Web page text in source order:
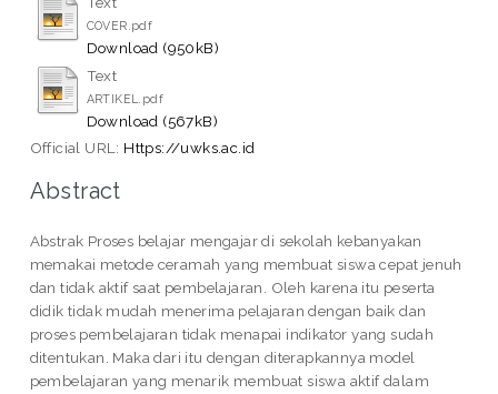
COVER.pdf
Download (950kB)
Text
ARTIKEL.pdf
Download (567kB)
Official URL: Https://uwks.ac.id
Abstract
Abstrak Proses belajar mengajar di sekolah kebanyakan
memakai metode ceramah yang membuat siswa cepat jenuh
dan tidak aktif saat pembelajaran. Oleh karena itu peserta
didik tidak mudah menerima pelajaran dengan baik dan
proses pembelajaran tidak menapai indikator yang sudah
ditentukan. Maka dari itu dengan diterapkannya model
pembelajaran yang menarik membuat siswa aktif dalam